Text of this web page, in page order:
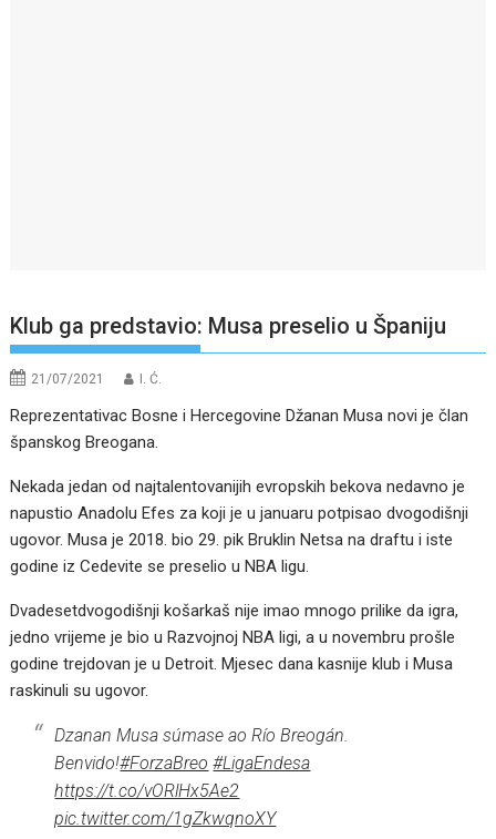
Klub ga predstavio: Musa preselio u Španiju
21/07/2021 I. Ć.
Reprezentativac Bosne i Hercegovine Džanan Musa novi je član
španskog Breogana.
Nekada jedan od najtalentovanijih evropskih bekova nedavno je
napustio Anadolu Efes za koji je u januaru potpisao dvogodišnji
ugovor. Musa je 2018. bio 29. pik Bruklin Netsa na draftu i iste
godine iz Cedevite se preselio u NBA ligu.
Dvadesetdvogodišnji košarkaš nije imao mnogo prilike da igra,
jedno vrijeme je bio u Razvojnoj NBA ligi, a u novembru prošle
godine trejdovan je u Detroit. Mjesec dana kasnije klub i Musa
raskinuli su ugovor.
Dzanan Musa súmase ao Río Breogán.
Benvido!#ForzaBreo #LigaEndesa
https://t.co/vORlHx5Ae2
pic.twitter.com/1gZkwqnoXY